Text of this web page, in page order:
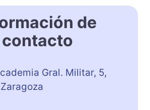
de
contacto
Gral. Militar, 5,